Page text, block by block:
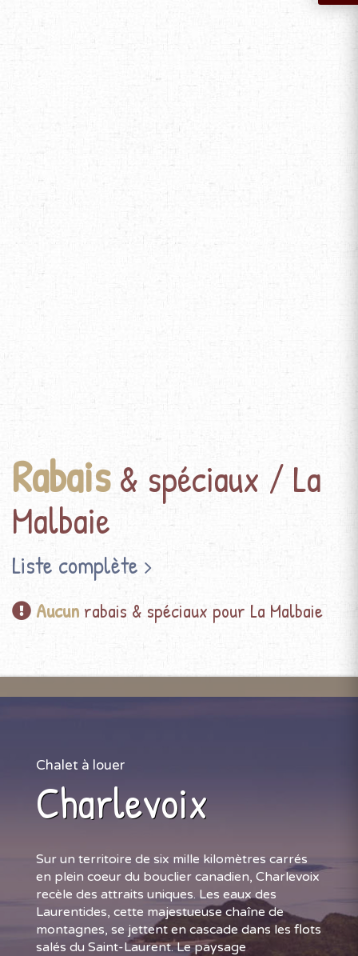
Rabais& spéciaux / La
Malbaie
Liste complète
Aucun rabais & spéciaux pour La Malbaie
Chalet à louer
Charlevoix
Sur un territoire de six mille kilomètres carrés
en plein coeur du bouclier canadien, Charlevoix
recèle des attraits uniques. Les eaux des
Laurentides, cette majestueuse chaîne de
montagnes, se jettent en cascade dans les flots
salés du Saint-Laurent. Le paysage